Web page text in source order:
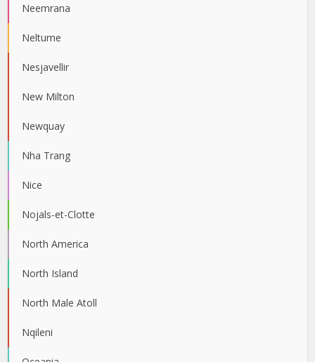
Neemrana
Neltume
Nesjavellir
New Milton
Newquay
Nha Trang
Nice
Nojals-et-Clotte
North America
North Island
North Male Atoll
Nqileni